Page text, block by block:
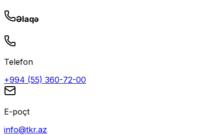
Əlaqə
Telefon
+994 (55) 360-72-00
E-poçt
info@tkr.az